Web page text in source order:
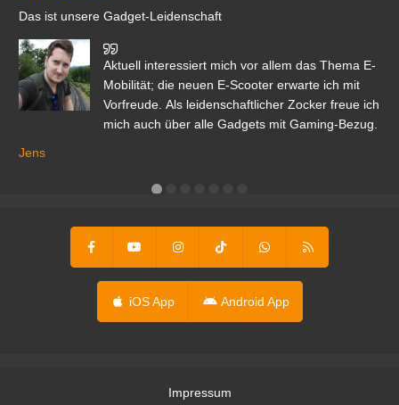
Das ist unsere Gadget-Leidenschaft
Aktuell interessiert mich vor allem das Thema E-
Mobilität; die neuen E-Scooter erwarte ich mit
Vorfreude. Als leidenschaftlicher Zocker freue ich
mich auch über alle Gadgets mit Gaming-Bezug.
Jens
iOS App Android App
Impressum